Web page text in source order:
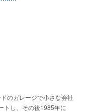
のガレージで小さな会社
トし、その後1985年に